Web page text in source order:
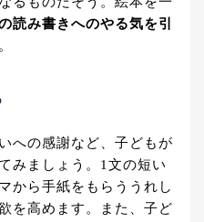
読み書きへのやる気を引
への感謝など、子どもが
みましょう。1文の短い
から手紙をもらううれし
を高めます。また、子ど